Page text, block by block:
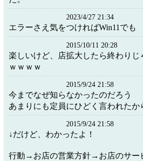
2023/4/27 21:34
エラーさえ気をつければWin11でも
2015/10/11 20:28
楽しいけど、店拡大したら終わり
ｗｗｗｗ
2015/9/24 21:58
今までなぜ知らなかったのだろう
あまりにも定員にひどく言われたか
2015/9/24 21:58
↓だけど、わかったよ！
行動→お店の営業方針→お店のサー